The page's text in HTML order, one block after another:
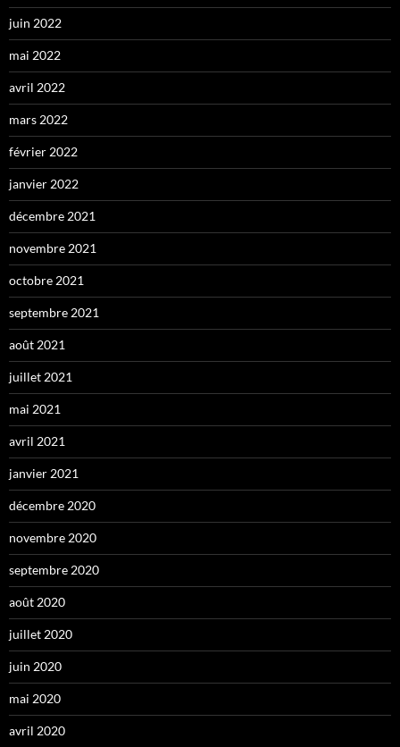
juin 2022
mai 2022
avril 2022
mars 2022
février 2022
janvier 2022
décembre 2021
novembre 2021
octobre 2021
septembre 2021
août 2021
juillet 2021
mai 2021
avril 2021
janvier 2021
décembre 2020
novembre 2020
septembre 2020
août 2020
juillet 2020
juin 2020
mai 2020
avril 2020